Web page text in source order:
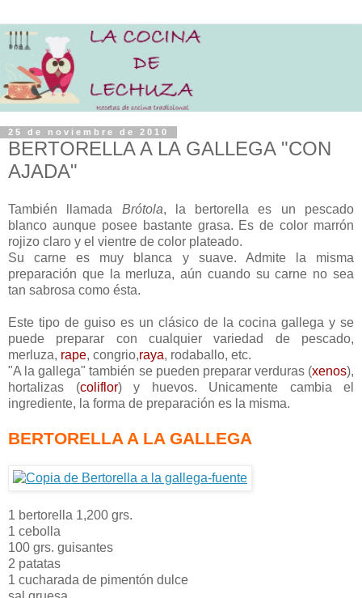
25 de noviembre de 2010
BERTORELLA A LA GALLEGA "CON
AJADA"
También llamada Brótola, la bertorella es un pescado
blanco aunque posee bastante grasa. Es de color marrón
rojizo claro y el vientre de color plateado.
Su carne es muy blanca y suave. Admite la misma
preparación que la merluza, aún cuando su carne no sea
tan sabrosa como ésta.
Este tipo de guiso es un clásico de la cocina gallega y se
puede preparar con cualquier variedad de pescado,
merluza, rape, congrio,raya, rodaballo, etc.
"A la gallega" también se pueden preparar verduras (xenos),
hortalizas (coliflor) y huevos. Unicamente cambia el
ingrediente, la forma de preparación es la misma.
BERTORELLA A LA GALLEGA
1 bertorella 1,200 grs.
1 cebolla
100 grs. guisantes
2 patatas
1 cucharada de pimentón dulce